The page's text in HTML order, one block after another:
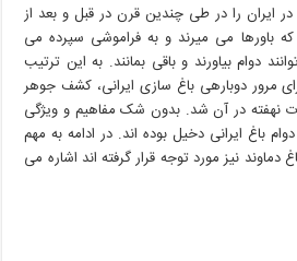
ایران را در طی چندین قرن در قبل و بعد از
که باورها می میرند و به فراموشی سپرده می
دوام بیاورند و باقی بمانند. به این ترتیب
مرور دوبارهی باغ سازی ایرانی، کشف جوهر
نهفته در آن شد. بدون شک مفاهیم و ویژگی
باغ ایرانی دخیل بوده اند. در ادامه به مهم
نیز مورد توجه قرار گرفته اند اشاره می